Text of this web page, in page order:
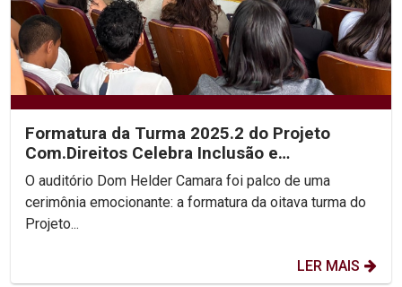
Formatura da Turma 2025.2 do Projeto
Com.Direitos Celebra Inclusão e
Transformação Social
O auditório Dom Helder Camara foi palco de uma
cerimônia emocionante: a formatura da oitava turma do
Projeto...
LER MAIS